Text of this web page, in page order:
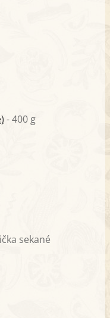
- 400 g
sekané